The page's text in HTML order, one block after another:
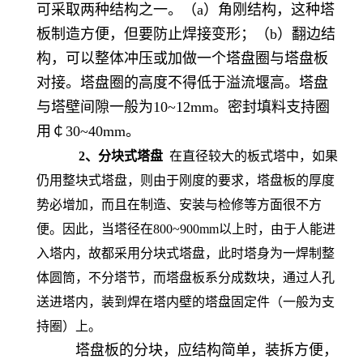
可采取两种结构之一。（a）角刚结构，这种塔
板制造方便，但要防止焊接变形；（b）翻边结
构，可以整体冲压或加做一个塔盘圈与塔盘板
对接。塔盘圈的高度不得低于溢流堰高。塔盘
与塔壁间隙一般为10~12mm。密封填料支持圈
用￠30~40mm。
2、分块式塔盘 在直径较大的板式塔中，如果
仍用整块式塔盘，则由于刚度的要求，塔盘板的厚度
势必增加，而且在制造、安装与检修等方面很不方
便。因此，当塔径在800~900mm以上时，由于人能进
入塔内，故都采用分块式塔盘，此时塔身为一焊制整
体圆筒，不分塔节，而塔盘板系分成数块，通过人孔
送进塔内，装到焊在塔内壁的塔盘固定件（一般为支
持圈）上。
塔盘板的分块，应结构简单，装拆方便，